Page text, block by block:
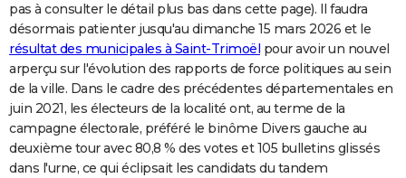
Se connecter
Collèges
Universités
Service militaire
AVIS DE DÉCÈS
FORUM
Bricolage
Lifestyle
Culture
Sport
Auto
Television
Voyage
Cinema
pas à consulter le détail plus bas dans cette page). Il faudra
désormais patienter jusqu'au dimanche 15 mars 2026 et le
résultat des municipales à Saint-Trimoël pour avoir un nouvel
arperçu sur l'évolution des rapports de force politiques au sein
de la ville. Dans le cadre des précédentes départementales en
juin 2021, les électeurs de la localité ont, au terme de la
campagne électorale, préféré le binôme Divers gauche au
deuxième tour avec 80,8 % des votes et 105 bulletins glissés
dans l'urne, ce qui éclipsait les candidats du tandem